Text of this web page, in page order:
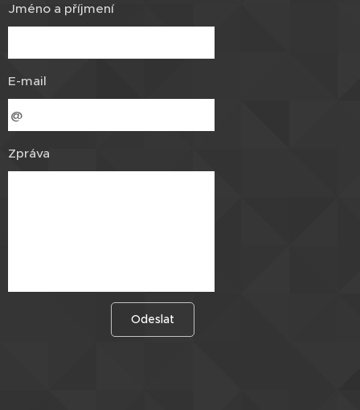
Jméno a příjmení
E-mail
Zpráva
Odeslat